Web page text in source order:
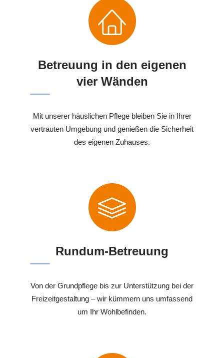
Betreuung in den eigenen
vier Wänden
Mit unserer häuslichen Pflege bleiben Sie in Ihrer
vertrauten Umgebung und genießen die Sicherheit
des eigenen Zuhauses.
Rundum-Betreuung
Von der Grundpflege bis zur Unterstützung bei der
Freizeitgestaltung – wir kümmern uns umfassend
um Ihr Wohlbefinden.